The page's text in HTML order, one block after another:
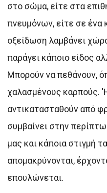
στο σώμα, είτε στα
πνευμόνων, είτε σε ένα
οξείδωση λαμβάνει
παράγει κάποιο είδος
Μπορούν να πεθάνουν,
χαλασμένους καρπούς.
αντικατασταθούν από
συμβαίνει στην
μας και κάποια στιγμή
απομακρύνονται,
επουλώνεται.